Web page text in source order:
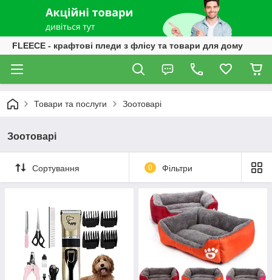
FLEECE - крафтові пледи з флісу та товари для дому
Товари та послуги Зоотоварі
Зоотоварі
Сортування 0 Фільтри